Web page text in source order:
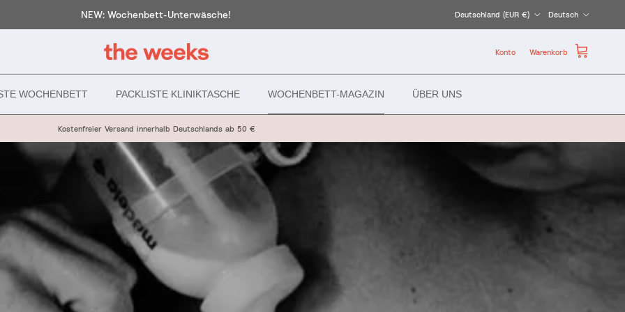
NEW: Wochenbett-Unterwäsche!
Deutschland (EUR €)
Deutsch
Konto Warenkorb
WOCHENBETT PACKLISTE KLINIKTASCHE WOCHENBETT-MAGAZIN ÜBER UNS
Kostenfreier Versand innerhalb Deutschlands ab 50 €